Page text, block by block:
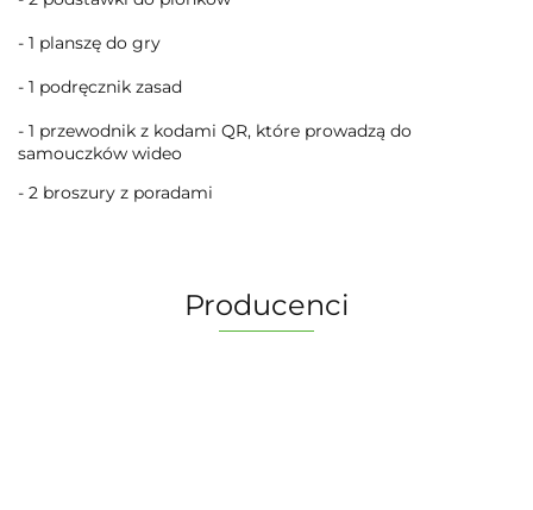
- 1 planszę do gry
- 1 podręcznik zasad
- 1 przewodnik z kodami QR, które prowadzą do
samouczków wideo
- 2 broszury z poradami
Producenci